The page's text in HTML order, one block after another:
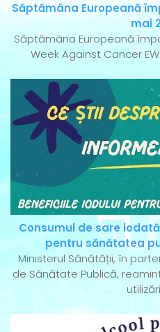
Săptămâna Europeană
mai
Săptămâna Europeană
Week Against Cancer
Consumul de sare
pentru sănătatea
Ministerul Sănătății, în
de Sănătate Publică,